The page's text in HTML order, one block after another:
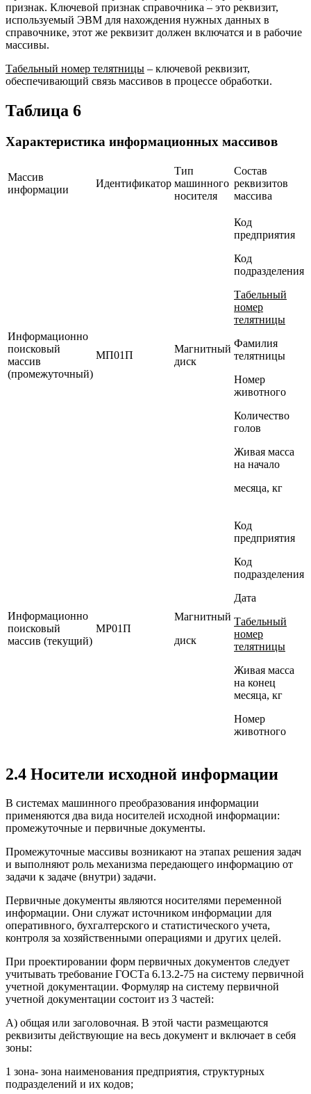
признак. Ключевой признак справочника – это реквизит,
используемый ЭВМ для нахождения нужных данных в
справочнике, этот же реквизит должен включатся и в рабочие
массивы.
Табельный номер телятницы – ключевой реквизит,
обеспечивающий связь массивов в процессе обработки.
Таблица 6
Характеристика информационных массивов
Массив
информации
Идентификатор
Тип
машинного
носителя
Состав
реквизитов
массива
Информационно
поисковый
массив
(промежуточный)
МП01П
Магнитный
диск
Код
предприятия
Код
подразделения
Табельный
номер
телятницы
Фамилия
телятницы
Номер
животного
Количество
голов
Живая масса
на начало
месяца, кг
Информационно
поисковый
массив (текущий)
МР01П
Магнитный
диск
Код
предприятия
Код
подразделения
Дата
Табельный
номер
телятницы
Живая масса
на конец
месяца, кг
Номер
животного
2.4 Носители исходной информации
В системах машинного преобразования информации
применяются два вида носителей исходной информации:
промежуточные и первичные документы.
Промежуточные массивы возникают на этапах решения задач
и выполняют роль механизма передающего информацию от
задачи к задаче (внутри) задачи.
Первичные документы являются носителями переменной
информации. Они служат источником информации для
оперативного, бухгалтерского и статистического учета,
контроля за хозяйственными операциями и других целей.
При проектировании форм первичных документов следует
учитывать требование ГОСТа 6.13.2-75 на систему первичной
учетной документации. Формуляр на систему первичной
учетной документации состоит из 3 частей:
А) общая или заголовочная. В этой части размещаются
реквизиты действующие на весь документ и включает в себя
зоны:
1 зона- зона наименования предприятия, структурных
подразделений и их кодов;